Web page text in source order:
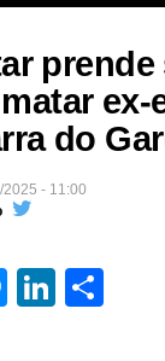
ex-
do
2025 - 11:00